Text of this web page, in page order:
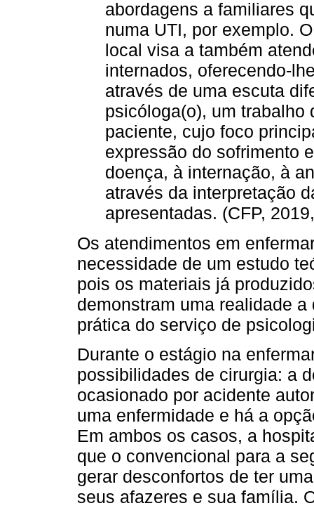
abordagens a familiares
numa UTI, por exemplo.
local visa a também
internados, oferecendo-
através de uma escuta
psicóloga(o), um
paciente, cujo foco
expressão do sofrimento
doença, à internação, à
através da interpretação
apresentadas. (CFP,
Os atendimentos em
necessidade de um estudo
pois os materiais já
demonstram uma realidade
prática do serviço de
Durante o estágio na
possibilidades de cirurgia: a
ocasionado por acidente
uma enfermidade e há a
Em ambos os casos, a
que o convencional para a
gerar desconfortos de ter
seus afazeres e sua família.